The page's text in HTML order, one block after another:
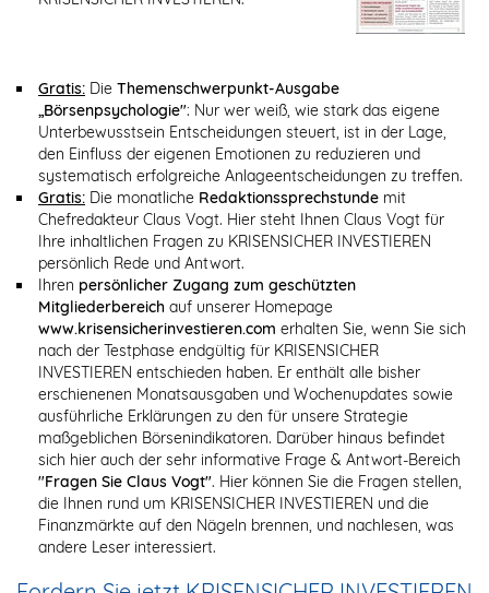
Gratis: Die Themenschwerpunkt-Ausgabe
„Börsenpsychologie": Nur wer weiß, wie stark das eigene
Unterbewusstsein Entscheidungen steuert, ist in der Lage,
den Einfluss der eigenen Emotionen zu reduzieren und
systematisch erfolgreiche Anlageentscheidungen zu treffen.
Gratis: Die monatliche Redaktionssprechstunde mit
Chefredakteur Claus Vogt. Hier steht Ihnen Claus Vogt für
Ihre inhaltlichen Fragen zu KRISENSICHER INVESTIEREN
persönlich Rede und Antwort.
Ihren persönlicher Zugang zum geschützten
Mitgliederbereich auf unserer Homepage
www.krisensicherinvestieren.com erhalten Sie, wenn Sie sich
nach der Testphase endgültig für KRISENSICHER
INVESTIEREN entschieden haben. Er enthält alle bisher
erschienenen Monatsausgaben und Wochenupdates sowie
ausführliche Erklärungen zu den für unsere Strategie
maßgeblichen Börsenindikatoren. Darüber hinaus befindet
sich hier auch der sehr informative Frage & Antwort-Bereich
"Fragen Sie Claus Vogt". Hier können Sie die Fragen stellen,
die Ihnen rund um KRISENSICHER INVESTIEREN und die
Finanzmärkte auf den Nägeln brennen, und nachlesen, was
andere Leser interessiert.